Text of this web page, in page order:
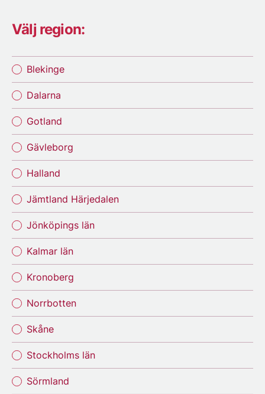
Välj region:
Blekinge
Dalarna
Gotland
Gävleborg
Halland
Jämtland Härjedalen
Jönköpings län
Kalmar län
Kronoberg
Norrbotten
Skåne
Stockholms län
Sörmland